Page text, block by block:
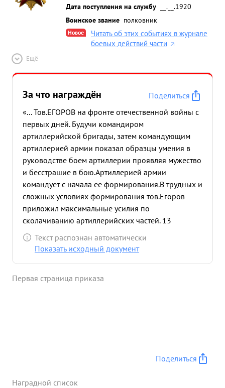
Дата поступления на службу
__.__.1920
Воинское звание полковник
Новое
Читать об этих событиях в журнале
боевых действий части
Ещё
За что награждён
Поделиться
«... Тов.ЕГОРОВ на фронте отечественной войны с
первых дней. Будучи командиром
артиллерийской бригады, затем командующим
артиллерией армии показал образцы умения в
руководстве боем артиллерии проявляя мужество
и бесстрашие в бою.Артиллерией армии
командует с начала ее формирования.В трудных и
сложных условиях формирования тов.Егоров
приложил максимальные усилия по
сколачиванию артиллерийских частей. 13
декабря 1941 года армия вступила в бой повела
наступление. в сложных условиях зимы, трудно
с каждым днем продвигалась впере д. Благодаря
сопровождала прокладывала путь нашей пехоте.
Текст распознан автоматически
Показать исходный документ
Первая страница приказа
Поделиться
Наградной список